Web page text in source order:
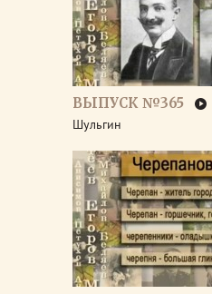
ВЫПУСК №365
Шульгин